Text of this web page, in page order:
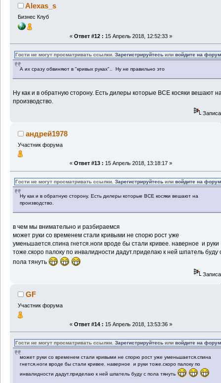
Alexas_s
Бизнес Клуб
« Ответ #12 : 15 Апрель 2018, 12:52:33 »
Гости не могут просматривать ссылки.Зарегистрируйтесь иливойдите на форум
А их сразу обвиняют в "кривых руках".. Ну не правильно это
Ну как и в обратную сторону. Есть дилеры которые ВСЕ косяки вешают
производство.
андрей1978
Участник форума
« Ответ #13 : 15 Апрель 2018, 13:18:17 »
Гости не могут просматривать ссылки.Зарегистрируйтесь иливойдите на форум
Ну как и в обратную сторону. Есть дилеры которые ВСЕ косяки вешают на
производство.
в чем мы внимательно и разбираемся
может руки со временем стали кривыми не спорю рост уже
уменьшается.спина гнется.ноги вроде бы стали кривее. наверное и руки
тоже.скоро палоку по инвалидности дадут.приделаю к ней шпатель буду
пола тянуть
GF
Участник форума
« Ответ #14 : 15 Апрель 2018, 13:53:36 »
Гости не могут просматривать ссылки.Зарегистрируйтесь иливойдите на форум
может руки со временем стали кривыми не спорю рост уже уменьшается.спина
гнется.ноги вроде бы стали кривее. наверное и руки тоже.скоро палоку по
инвалидности дадут.приделаю к ней шпатель буду с пола тянуть